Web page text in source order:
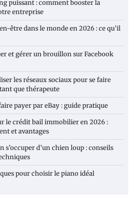
puissant : comment booster la
entreprise
être dans le monde en 2026 : ce qu’il
et gérer un brouillon sur Facebook
les réseaux sociaux pour se faire
que thérapeute
payer par eBay : guide pratique
le crédit bail immobilier en 2026 :
et avantages
s’occuper d’un chien loup : conseils
pour choisir le piano idéal